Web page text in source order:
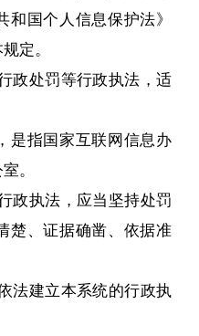
国个人信息保护法》
定。
政处罚等行政执法，适
指国家互联网信息办
。
政执法，应当坚持处罚
楚、证据确凿、依据准
法建立本系统的行政执